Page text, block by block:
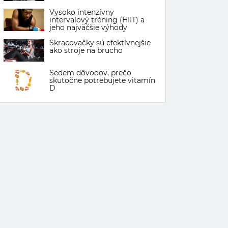
Vysoko intenzívny
intervalový tréning (HIIT) a
jeho najväčšie výhody
Skracovačky sú efektívnejšie
ako stroje na brucho
Sedem dôvodov, prečo
skutočne potrebujete vitamín
D